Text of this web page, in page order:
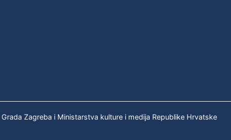
Zagreba i Ministarstva kulture i medija Republike Hrvatske